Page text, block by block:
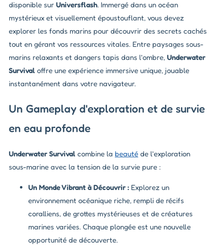
disponible sur Universflash. Immergé dans un océan
mystérieux et visuellement époustouflant, vous devez
explorer les fonds marins pour découvrir des secrets cachés
tout en gérant vos ressources vitales. Entre paysages sous-
marins relaxants et dangers tapis dans l'ombre, Underwater
Survival offre une expérience immersive unique, jouable
instantanément dans votre navigateur.
Un Gameplay d'exploration et de survie
en eau profonde
Underwater Survival combine la beauté de l'exploration
sous-marine avec la tension de la survie pure :
Un Monde Vibrant à Découvrir : Explorez un
environnement océanique riche, rempli de récifs
coralliens, de grottes mystérieuses et de créatures
marines variées. Chaque plongée est une nouvelle
opportunité de découverte.